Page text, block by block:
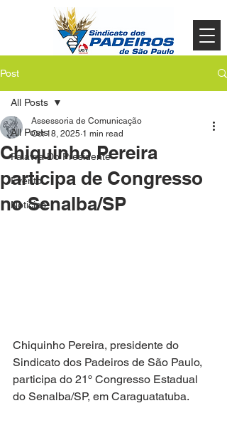
Post
All Posts
Palavra Do Presidente
Evento
Noticias
All Posts
Chiquinho Pereira
participa de Congresso
no Senalba/SP
Assessoria de Comunicação
Oct 18, 2025 1 min read
Chiquinho Pereira, presidente do
Sindicato dos Padeiros de São Paulo,
participa do 21º Congresso Estadual
do Senalba/SP, em Caraguatatuba.